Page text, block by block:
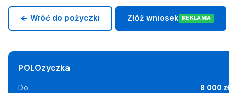
← Wróć do pożyczki Złóż wniosek REKLAMA
POLOzyczka
Do 8 000 zł